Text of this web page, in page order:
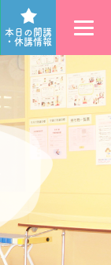
本日の開講
・休講情報